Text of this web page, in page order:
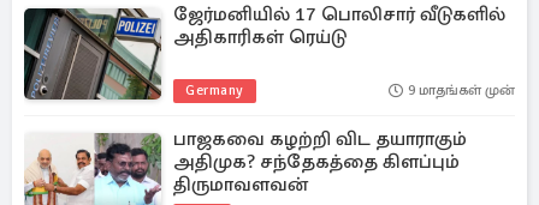
ஜேர்மனியில் 17 பொலிசார் வீடுகளில்
அதிகாரிகள் ரெய்டு
Germany 9 மாதங்கள் முன்
பாஜகவை கழற்றி விட தயாராகும்
அதிமுக? சந்தேகத்தை கிளப்பும்
திருமாவளவன்